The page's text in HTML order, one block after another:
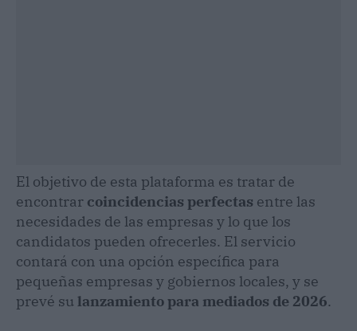
El objetivo de esta plataforma es tratar de
encontrar coincidencias perfectas entre las
necesidades de las empresas y lo que los
candidatos pueden ofrecerles. El servicio
contará con una opción específica para
pequeñas empresas y gobiernos locales, y se
prevé sulanzamiento para mediados de 2026.